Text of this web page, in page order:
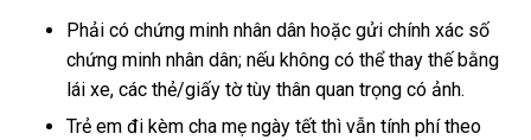
Phải có chứng minh nhân dân hoặc gửi chính xác số
chứng minh nhân dân; nếu không có thể thay thế bằng
lái xe, các thẻ/giấy tờ tùy thân quan trọng có ảnh.
Trẻ em đi kèm cha mẹ ngày tết thì vẫn tính phí theo